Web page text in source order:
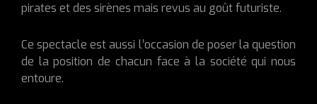
pirates et des sirènes mais revus au goût futuriste.
Ce spectacle est aussi l’occasion de poser la question
de la position de chacun face à la société qui nous
entoure.